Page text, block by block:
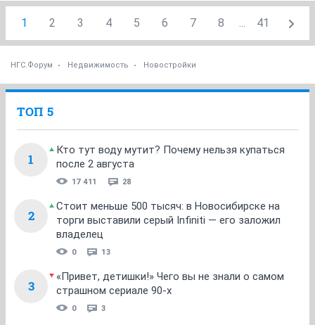
1 2 3 4 5 6 7 8 ... 41
НГС.Форум Недвижимость Новостройки
ТОП 5
1
Кто тут воду мутит? Почему нельзя купаться
после 2 августа
17 411 28
2
Стоит меньше 500 тысяч: в Новосибирске на
торги выставили серый Infiniti — его заложил
владелец
0 13
3
«Привет, детишки!» Чего вы не знали о самом
страшном сериале 90-х
0 3